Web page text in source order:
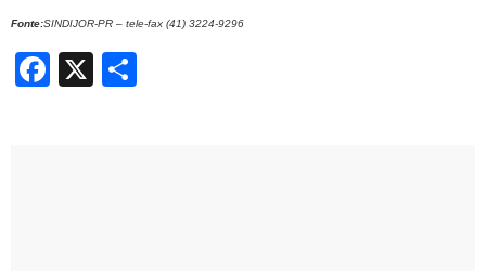
Fonte:SINDIJOR-PR – tele-fax (41) 3224-9296
Facebook
X